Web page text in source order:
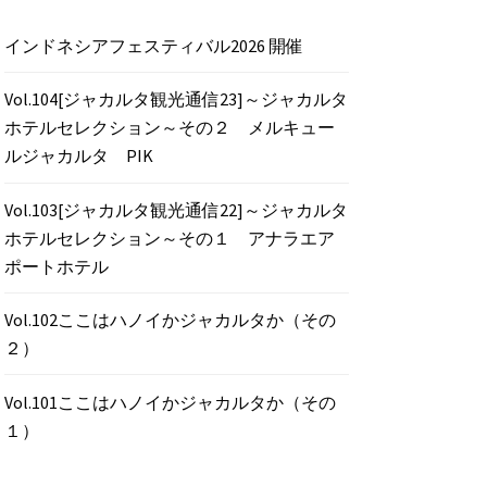
インドネシアフェスティバル2026 開催
Vol.104[ジャカルタ観光通信23]～ジャカルタ
ホテルセレクション～その２ メルキュー
ルジャカルタ PIK
Vol.103[ジャカルタ観光通信22]～ジャカルタ
ホテルセレクション～その１ アナラエア
ポートホテル
Vol.102ここはハノイかジャカルタか（その
２）
Vol.101ここはハノイかジャカルタか（その
１）